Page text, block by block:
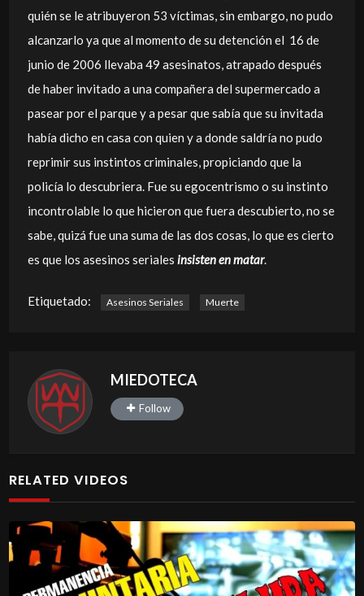
quién se le atribuyeron 53 víctimas, sin embargo, no pudo
alcanzarlo ya que al momento de su detención el 16 de
junio de 2006 llevaba 49 asesinatos, atrapado después
de haber invitado a una compañera del supermercado a
pasear por el parque y a pesar que sabía que su invitada
había dicho en casa con quien y a donde saldría no pudo
reprimir sus instintos criminales, propiciando que la
policía lo descubriera. Fue su egocentrismo o su instinto
incontrolable lo que hicieron que fuera descubierto, no se
sabe, quizá fue una suma de las dos cosas, lo que es cierto
es que los asesinos seriales insisten en matar.
Etiquetado: Asesinos Seriales Muerte
MIEDOTECA
Follow
RELATED VIDEOS